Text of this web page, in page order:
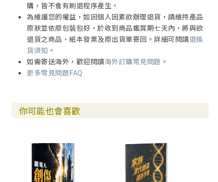
購，皆不會有刷退程序產生。
為維護您的權益，如因個人因素欲辦理退貨，請維持產品
原狀並依原包裝包好，於收到商品鑑賞期七天內，將與欲
退貨之商品、紙本發票及原出貨單寄回。詳細可閱讀退換
貨須知 。
如需寄送海外，歡迎閱讀海外訂購常見問題 。
更多常見問題FAQ
你可能也會喜歡